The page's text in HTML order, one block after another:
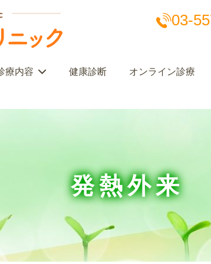
03-
療内容 健康診断 オンライン診療
発熱外来